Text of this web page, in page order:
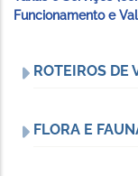
Funcionamento e
ROTEIROS DE
FLORA E